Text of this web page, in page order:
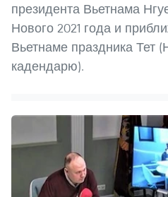
президента Вьетнама
Нового 2021 года и
Вьетнаме праздника Тет
кадендарю).